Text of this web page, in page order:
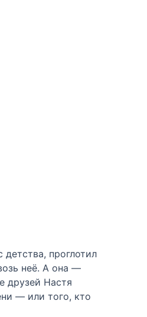
проглотил
неё. А она —
друзей Настя
— или того, кто